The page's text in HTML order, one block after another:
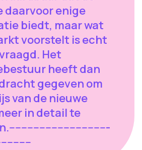
daarvoor enige
biedt, maar wat
voorstelt is echt
Het
heeft dan
gegeven om
van de nieuwe
in detail te